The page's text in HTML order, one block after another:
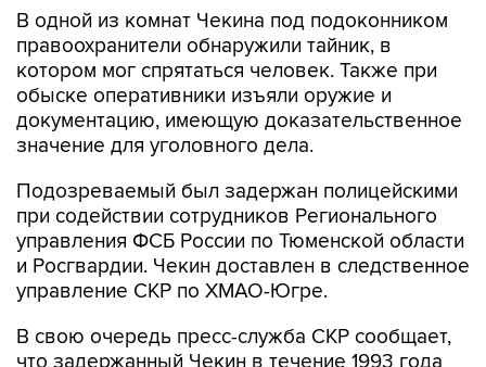
В одной из комнат Чекина под подоконником
правоохранители обнаружили тайник, в
котором мог спрятаться человек. Также при
обыске оперативники изъяли оружие и
документацию, имеющую доказательственное
значение для уголовного дела.
Подозреваемый был задержан полицейскими
при содействии сотрудников Регионального
управления ФСБ России по Тюменской области
и Росгвардии. Чекин доставлен в следственное
управление СКР по ХМАО-Югре.
В свою очередь пресс-служба СКР сообщает,